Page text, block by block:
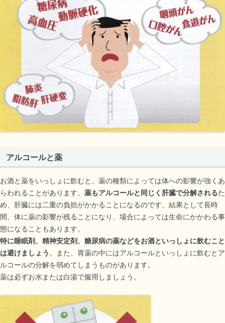
アルコールと薬
お酒と薬をいっしょに飲むと、薬の種類によっては体への影響が強くあ
らわれることがあります。 薬もアルコールと同じく肝臓で分解されるた
め、肝臓には二重の負担がかかることになるのです。結果として長時
間、体に薬の影響が残ることになり、場合によっては生命にかかわる事
態になることもあります。
特に睡眠剤、精神安定剤、糖尿病の薬などをお酒といっしょに飲むこと
は避けましょう 。また、胃薬の中にはアルコールといっしょに飲むとア
ルコールの分解を弱めてしまうものがあります。
薬は必ずお水または白湯で服用しましょう。